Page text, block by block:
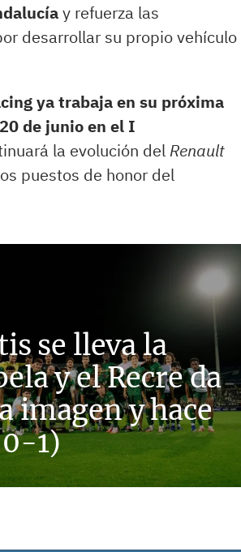
y refuerza las
desarrollar su propio vehículo
ya trabaja en su próxima
de junio en el I
la evolución delRenault
puestos de honor del
se lleva la
y el Recre da
imagen y hace
1)